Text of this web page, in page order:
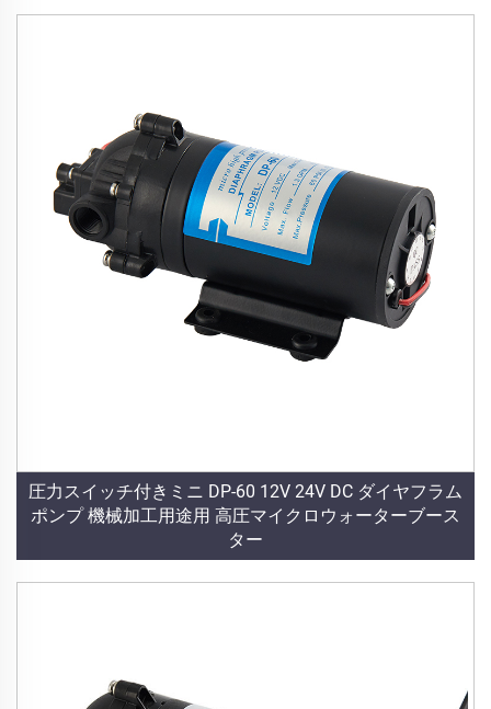
圧力スイッチ付きミニ DP-60 12V 24V DC ダイヤフラム
ポンプ 機械加工用途用 高圧マイクロウォーターブース
ター